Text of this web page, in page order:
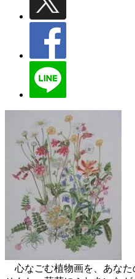
心なごむ植物画を、あなた